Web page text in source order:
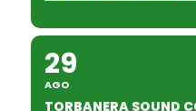
29
AGO
TORBANERA SOUND